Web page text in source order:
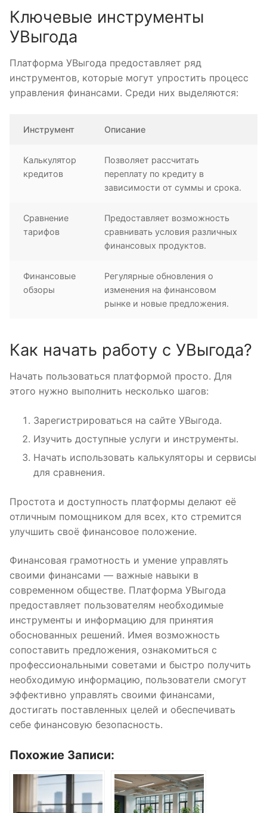
Ключевые инструменты
УВыгода
Платформа УВыгода предоставляет ряд
инструментов, которые могут упростить процесс
управления финансами. Среди них выделяются:
Инструмент Описание
Калькулятор
кредитов
Позволяет рассчитать
переплату по кредиту в
зависимости от суммы и срока.
Сравнение
тарифов
Предоставляет возможность
сравнивать условия различных
финансовых продуктов.
Финансовые
обзоры
Регулярные обновления о
изменения на финансовом
рынке и новые предложения.
Как начать работу с УВыгода?
Начать пользоваться платформой просто. Для
этого нужно выполнить несколько шагов:
Зарегистрироваться на сайте УВыгода.
Изучить доступные услуги и инструменты.
Начать использовать калькуляторы и сервисы
для сравнения.
Простота и доступность платформы делают её
отличным помощником для всех, кто стремится
улучшить своё финансовое положение.
Финансовая грамотность и умение управлять
своими финансами — важные навыки в
современном обществе. Платформа УВыгода
предоставляет пользователям необходимые
инструменты и информацию для принятия
обоснованных решений. Имея возможность
сопоставить предложения, ознакомиться с
профессиональными советами и быстро получить
необходимую информацию, пользователи смогут
эффективно управлять своими финансами,
достигать поставленных целей и обеспечивать
себе финансовую безопасность.
Похожие Записи: